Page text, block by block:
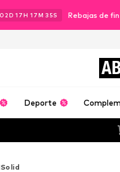
02D 17H 17M 33S Rebajas de
Deporte